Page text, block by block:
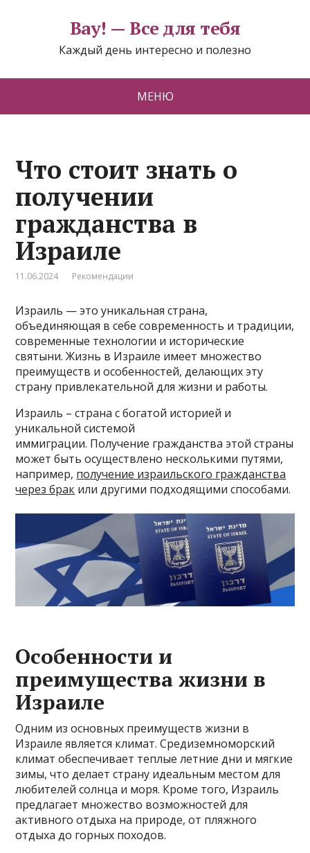
Вау! — Все для тебя
Каждый день интересно и полезно
МЕНЮ
Что стоит знать о
получении
гражданства в
Израиле
11.06.2024 Рекомендации
Израиль — это уникальная страна,
объединяющая в себе современность и традиции,
современные технологии и исторические
святыни. Жизнь в Израиле имеет множество
преимуществ и особенностей, делающих эту
страну привлекательной для жизни и работы.
Израиль – страна с богатой историей и
уникальной системой
иммиграции. Получение гражданства этой страны
может быть осуществлено несколькими путями,
например, получение израильского гражданства
через брак или другими подходящими способами.
Особенности и
преимущества жизни в
Израиле
Одним из основных преимуществ жизни в
Израиле является климат. Средиземноморский
климат обеспечивает теплые летние дни и мягкие
зимы, что делает страну идеальным местом для
любителей солнца и моря. Кроме того, Израиль
предлагает множество возможностей для
активного отдыха на природе, от пляжного
отдыха до горных походов.